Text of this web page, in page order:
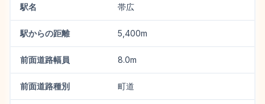
駅名 帯広
駅からの距離 5,400m
前面道路幅員 8.0m
前面道路種別 町道